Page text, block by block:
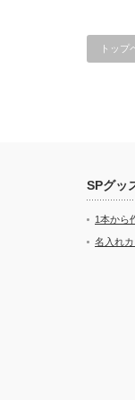
トップ
SPグッ
1本から
名入れ